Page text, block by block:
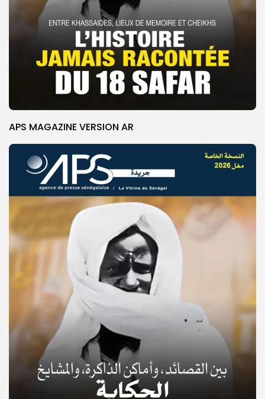
© Copyright 2025, APS
APS MAGAZINE VERSION AR